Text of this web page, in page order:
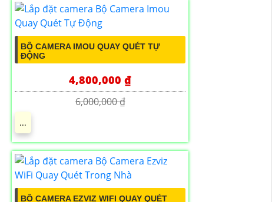
BỘ CAMERA IMOU QUAY QUÉT TỰ
ĐỘNG
4,800,000 ₫
6,000,000 ₫
...
BỘ CAMERA EZVIZ WIFI QUAY QUÉT